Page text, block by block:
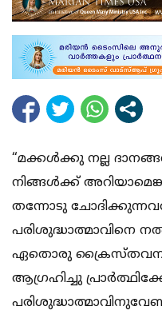
“മക്കള്‍ക്കു നല്ല
നിങ്ങള്‍ക്ക്
തന്നോടു
പരിശുദ്ധാത്മാവിനെ
ഏതൊരു ക്രൈസ്തവനും
ആഗ്രഹിച്ചു